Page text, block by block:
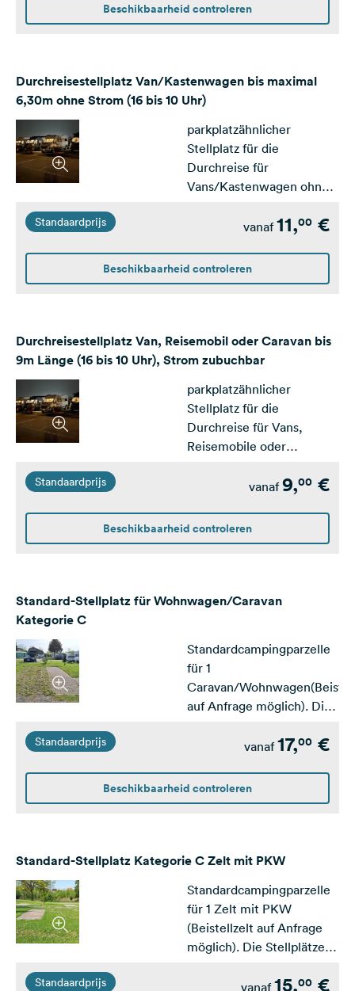
Beschikbaarheid controleren
Durchreisestellplatz Van/Kastenwagen bis maximal
6,30m ohne Strom (16 bis 10 Uhr)
parkplatzähnlicher
Stellplatz für die
Durchreise für
Vans/Kastenwagen ohne
3m).Anreise kann ab 16
muss bis 10 Uhr erfolgen.
Kfz-Kennzeichen muss für
erorderlich. Kein
Stromanschluss möglich.
Saison nur für 1 Nacht
möglich.&nbsp;
Standaardprijs vanaf 11,00 €
Beschikbaarheid controleren
Durchreisestellplatz Van, Reisemobil oder Caravan bis
9m Länge (16 bis 10 Uhr), Strom zubuchbar
parkplatzähnlicher
Stellplatz für die
Durchreise für Vans,
Reisemobile oder
(Breite ca. 5m).
erforderlich!Anreise kann
ab 16 Uhr erfolgen,
muss für die Zufahrt
werden.&nbsp;Buchung
innerhalb der Saison nur
für 1 Nacht möglich.&nbsp;
Standaardprijs vanaf 9,00 €
Beschikbaarheid controleren
Standard-Stellplatz für Wohnwagen/Caravan
Kategorie C
Standardcampingparzelle
für 1
Caravan/
auf Anfrage möglich). Die
parzelliert und verfügen
eine Terrasse. sowie einen
PKW-Stellplatz. Suchst Du
Nachbarn? Dann schau Dir
Kategorie B und A
an.&nbsp;
Standaardprijs vanaf 17,00 €
Beschikbaarheid controleren
Standard-Stellplatz Kategorie C Zelt mit PKW
Standardcampingparzelle
für 1 Zelt mit PKW
(Beistellzelt auf Anfrage
möglich). Die Stellplätze
verfügen meist über eine
Standaardprijs vanaf 15,00 €